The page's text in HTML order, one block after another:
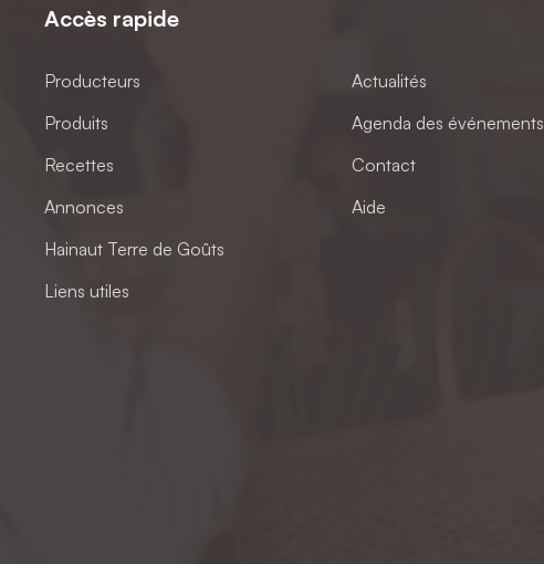
Accès rapide
Producteurs
Produits
Recettes
Annonces
Hainaut Terre de Goûts
Liens utiles
Actualités
Agenda des événements
Contact
Aide